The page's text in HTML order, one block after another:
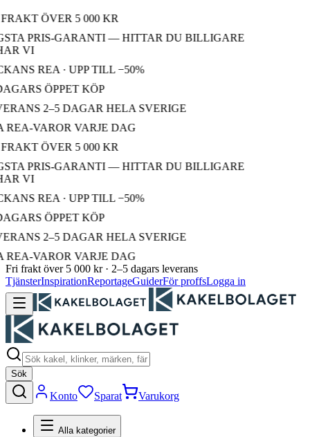
ÖVER 5 000 KR
PRIS-GARANTI — HITTAR DU BILLIGARE
VI
REA · UPP TILL −50%
ÖPPET KÖP
2–5 DAGAR HELA SVERIGE
VAROR VARJE DAG
ÖVER 5 000 KR
PRIS-GARANTI — HITTAR DU BILLIGARE
VI
REA · UPP TILL −50%
ÖPPET KÖP
2–5 DAGAR HELA SVERIGE
VAROR VARJE DAG
Fri frakt över 5 000 kr · 2–5 dagars leverans
TjänsterInspirationReportageGuiderFör proffsLogga in
Sök
Konto Sparat Varukorg
Alla kategorier